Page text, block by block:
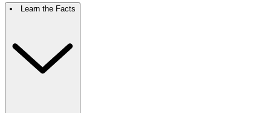
Learn the Facts